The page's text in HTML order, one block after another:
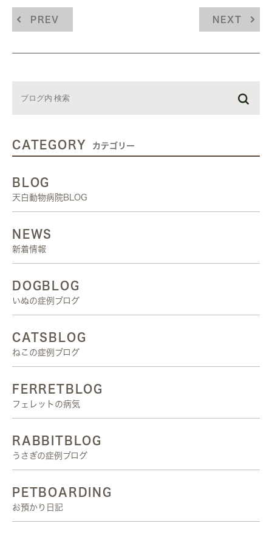
PREV NEXT
CATEGORY カテゴリー
BLOG
天白動物病院BLOG
NEWS
新着情報
DOGBLOG
いぬの症例ブログ
CATSBLOG
ねこの症例ブログ
FERRETBLOG
フェレットの病気
RABBITBLOG
うさぎの症例ブログ
PETBOARDING
お預かり日記